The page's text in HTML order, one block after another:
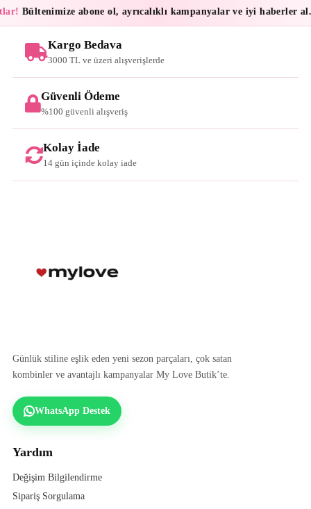
Bültenimize abone ol, ayrıcalıklı kampanyalar ve iyi haberler al.
Kargo Bedava
3000 TL ve üzeri alışverişlerde
Güvenli Ödeme
%100 güvenli alışveriş
Kolay İade
14 gün içinde kolay iade
Günlük stiline eşlik eden yeni sezon parçaları, çok satan
kombinler ve avantajlı kampanyalar My Love Butik’te.
WhatsApp Destek
Yardım
Değişim Bilgilendirme
Sipariş Sorgulama